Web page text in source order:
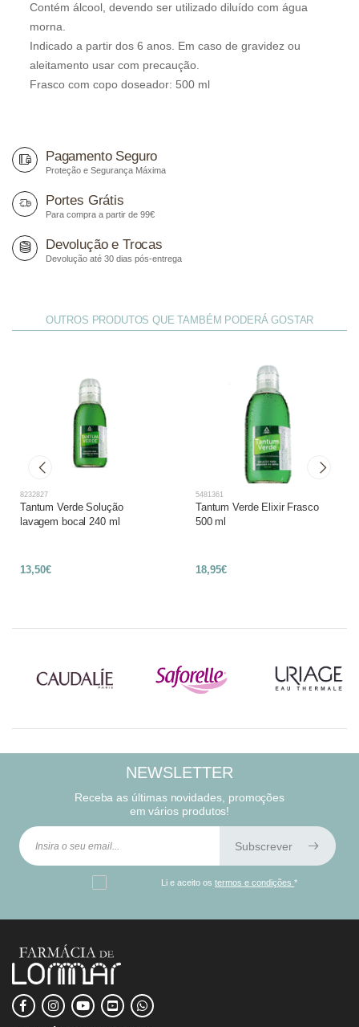
Contém álcool, devendo ser utilizado diluído com água
morna.
Indicado a partir dos 6 anos. Em caso de gravidez ou
aleitamento usar com precaução.
Frasco com copo doseador: 500 ml
Pagamento Seguro
Proteção e Segurança Máxima
Portes Grátis
Para compra a partir de 99€
Devolução e Trocas
Devolução até 30 dias pós-entrega
OUTROS PRODUTOS QUE TAMBÉM PODERÁ GOSTAR
8232827
Tantum Verde Solução
lavagem bocal 240 ml
13,50€
5481361
Tantum Verde Elixir Frasco
500 ml
18,95€
NEWSLETTER
Receba as últimas novidades, promoções
em vários produtos!
Subscrever
Li e aceito ostermos e condições*